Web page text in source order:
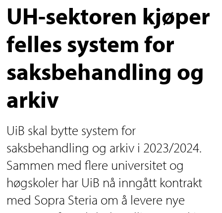
UH-sektoren kjøper
felles system for
saksbehandling og
arkiv
UiB skal bytte system for
saksbehandling og arkiv i 2023/2024.
Sammen med flere universitet og
høgskoler har UiB nå inngått kontrakt
med Sopra Steria om å levere nye